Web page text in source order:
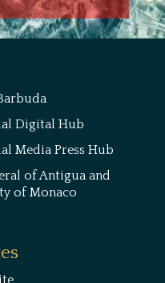
Digital Hub
Media Press Hub
of Antigua and
of Monaco